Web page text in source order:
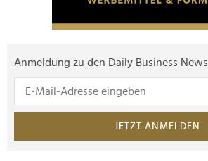
Anmeldung zu den Daily Business News
JETZT ANMELDEN